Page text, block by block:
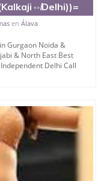
enÁlava
Gurgaon Noida &
& North East Best
Delhi Call